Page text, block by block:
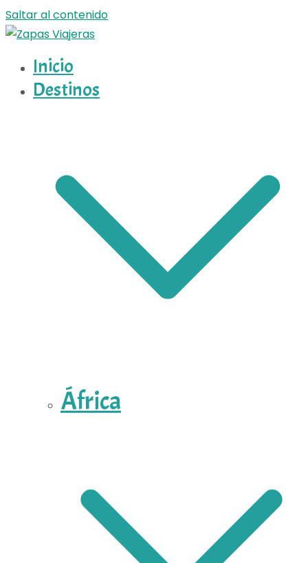
Saltar al contenido
Zapas Viajeras
Zapas Viajeras viajes y escapadas pa que te copies
Inicio
Destinos
África